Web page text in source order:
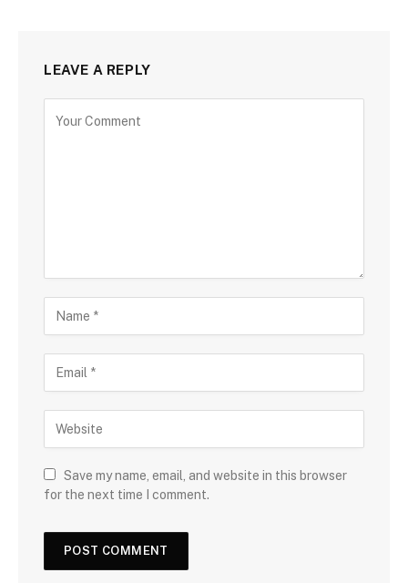
LEAVE A REPLY
Save my name, email, and website in this browser
for the next time I comment.